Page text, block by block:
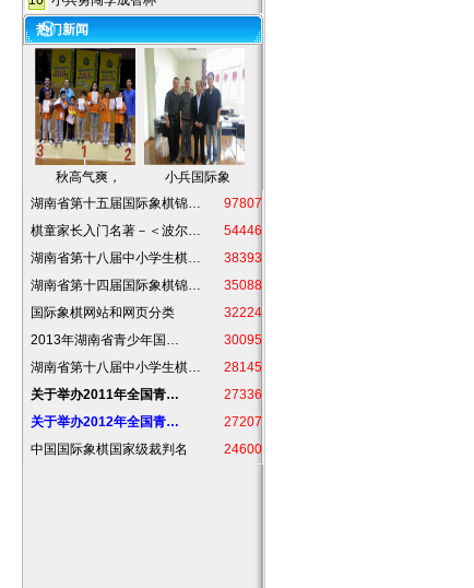
热门新闻
秋高气爽，
小兵国际象
湖南省第十五届国际象棋锦…
97807
棋童家长入门名著－＜波尔…
54446
湖南省第十八届中小学生棋…
38393
湖南省第十四届国际象棋锦…
35088
国际象棋网站和网页分类
32224
2013年湖南省青少年国…
30095
湖南省第十八届中小学生棋…
28145
关于举办2011年全国青…
27336
关于举办2012年全国青…
27207
中国国际象棋国家级裁判名
24600